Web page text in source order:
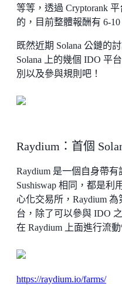
等等，透過 Cryptorank
的，目前整體報酬有 6-10
既然近期 Solana 公鏈的
Solana 上的幾個 IDO 平
別以及參與規則吧！
Raydium：首個
Raydium 是一個自身帶
Sushiswap 相同，都是
心化交易所，Raydium
台，除了可以參與 IDO
在 Raydium 上面進行流
https://raydium.io/farms/